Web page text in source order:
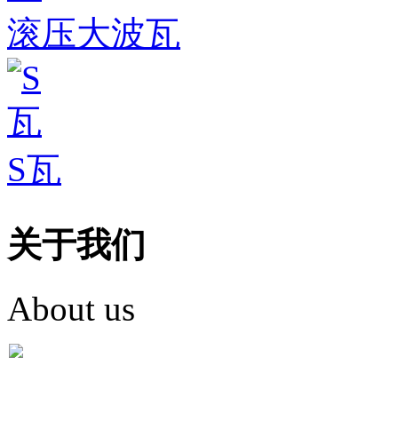
滚压大波瓦
S瓦
关于我们
About us